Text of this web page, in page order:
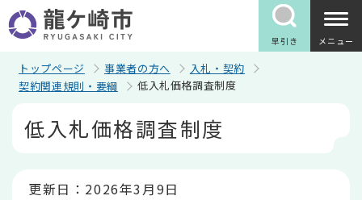
の
ペ
早引き メニュー
トップページ 事業者の方へ
入札・契約
契約関連規則・要綱
低入札価格調査制度
低入札価格調査制度
更新日：2026年3月9日